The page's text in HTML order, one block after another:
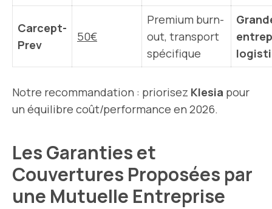
Carcept-
Prev
50€
Premium burn-
out, transport
spécifique
Notre recommandation : priorisez Klesia pour
un équilibre coût/performance en 2026.
Les Garanties et
Couvertures Proposées par
une Mutuelle Entreprise